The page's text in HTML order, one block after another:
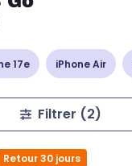
17e iPhone Air
Filtrer (2)
Retour 30 jours